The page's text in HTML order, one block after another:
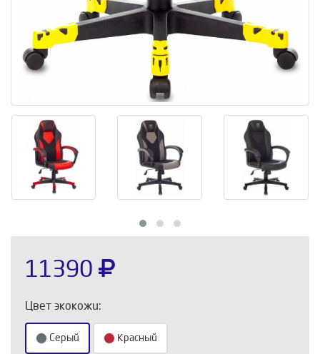
11390
Цвет экокожи:
Серый Красный